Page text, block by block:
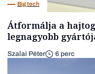
Big tech
Átformálja a
legnagyobb
Szalai Péter 6 perc